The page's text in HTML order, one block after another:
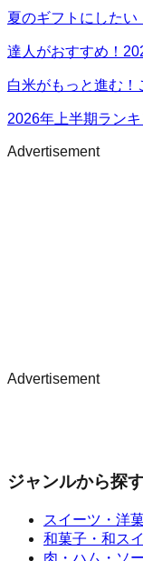
夏のギフトにした
達人がおすすめ！
白米がもっと進む
2026年上半期ラン
Advertisement
Advertisement
ジャンルから探
スイーツ・洋
和菓子・和ス
肉・ハム・ソ